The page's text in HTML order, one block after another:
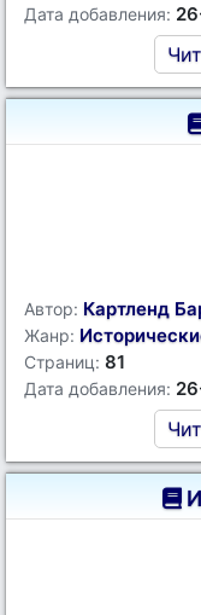
Дата добавления:
Автор: Картленд
Жанр:
Страниц: 81
Дата добавления: